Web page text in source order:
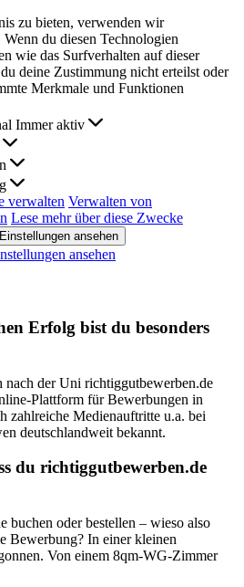
zu bieten, verwenden wir
du diesen Technologien
wie das Surfverhalten auf dieser
deine Zustimmung nicht erteilst oder
Merkmale und Funktionen
Immer aktiv
verwalten Verwalten von
Lese mehr über diese Zwecke
Einstellungen ansehen
ansehen
Erfolg bist du besonders
nach der Uni richtiggutbewerben.de
Plattform für Bewerbungen in
zahlreiche Medienauftritte u.a. bei
deutschlandweit bekannt.
du richtiggutbewerben.de
buchen oder bestellen – wieso also
Bewerbung? In einer kleinen
Von einem 8qm-WG-Zimmer